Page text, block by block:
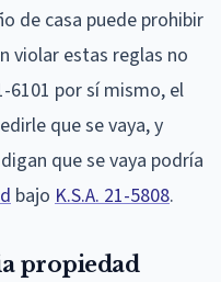
de casa puede prohibir
violar estas reglas no
6101 por sí mismo, el
que se vaya, y
que se vaya podría
bajo K.S.A. 21-5808.
propiedad